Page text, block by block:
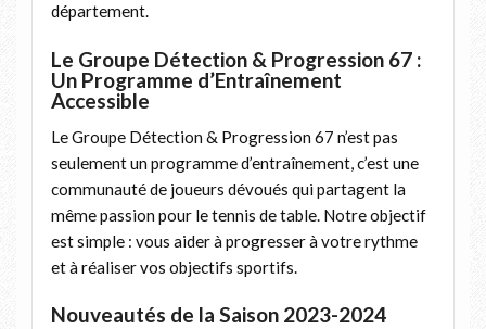
département.
Le Groupe Détection & Progression 67 :
Un Programme d’Entraînement
Accessible
Le Groupe Détection & Progression 67 n’est pas
seulement un programme d’entraînement, c’est une
communauté de joueurs dévoués qui partagent la
même passion pour le tennis de table. Notre objectif
est simple : vous aider à progresser à votre rythme
et à réaliser vos objectifs sportifs.
Nouveautés de la Saison 2023-2024